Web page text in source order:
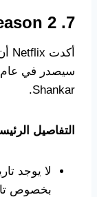
7. Devil May Cry Season 2
Shankar.
التفاصيل
لا يوجد
بخصوص